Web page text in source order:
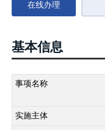
在线办理
基本信息
事项名称
实施主体